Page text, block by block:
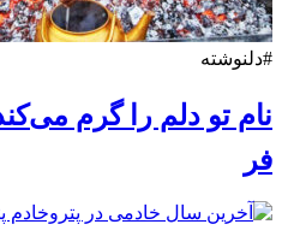
#دلنوشته
نام تو دلم را گرم
فر